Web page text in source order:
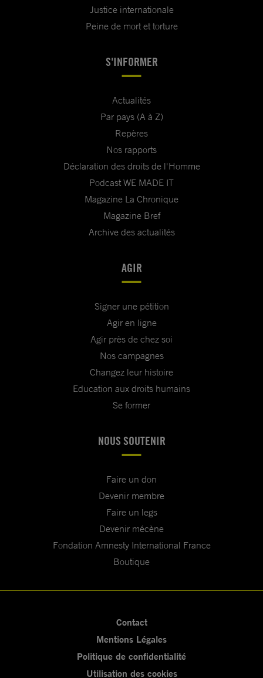
Justice internationale
Peine de mort et torture
S'INFORMER
Actualités
Par pays (A à Z)
Repères
Nos rapports
Déclaration des droits de l'Homme
Podcast WE MADE IT
Magazine La Chronique
Magazine Bref
Archive des actualités
AGIR
Signer une pétition
Agir en ligne
Agir près de chez soi
Nos campagnes
Changez leur histoire
Education aux droits humains
Se former
NOUS SOUTENIR
Faire un don
Devenir membre
Faire un legs
Devenir mécène
Fondation Amnesty International France
Boutique
Contact
Mentions Légales
Politique de confidentialité
Utilisation des cookies